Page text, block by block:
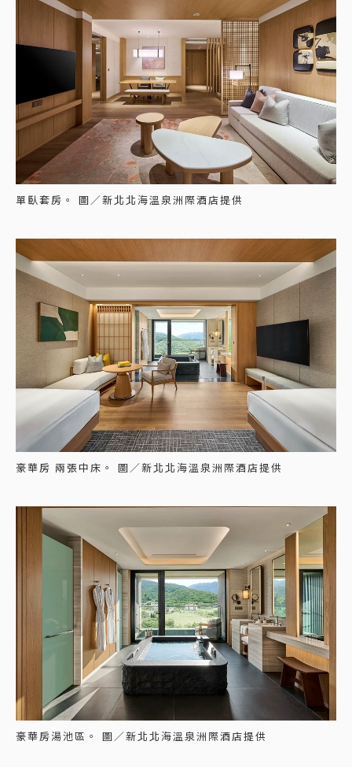
單臥套房。 圖／新北北海溫泉洲際酒店提供
豪華房 兩張中床。 圖／新北北海溫泉洲際酒店提供
豪華房湯池區。 圖／新北北海溫泉洲際酒店提供